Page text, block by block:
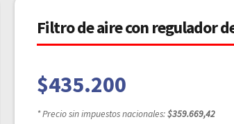
Filtro de aire con regulador
$435.200
* Precio sin impuestos nacionales:$359.669,42